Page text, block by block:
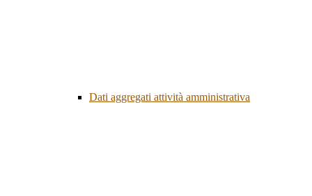
Dati aggregati attività amministrativa